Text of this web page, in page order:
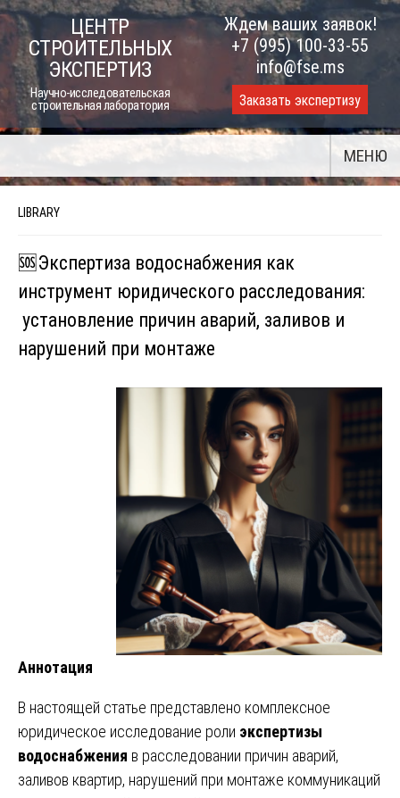
Skip
to
content
ЦЕНТР
СТРОИТЕЛЬНЫХ
ЭКСПЕРТИЗ
Научно-исследовательская
строительная лаборатория
Ждем ваших заявок!
+7 (995) 100-33-55
info@fse.ms
Заказать экспертизу
МЕНЮ
LIBRARY
🆘Экспертиза водоснабжения как
инструмент юридического расследования:
установление причин аварий, заливов и
нарушений при монтаже
Аннотация
В настоящей статье представлено комплексное
юридическое исследование роли экспертизы
водоснабжения в расследовании причин аварий,
заливов квартир, нарушений при монтаже коммуникаций